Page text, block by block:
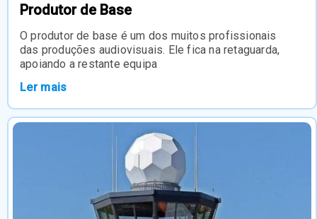
Produtor de Base
O produtor de base é um dos muitos profissionais
das produções audiovisuais. Ele fica na retaguarda,
apoiando a restante equipa
Ler mais